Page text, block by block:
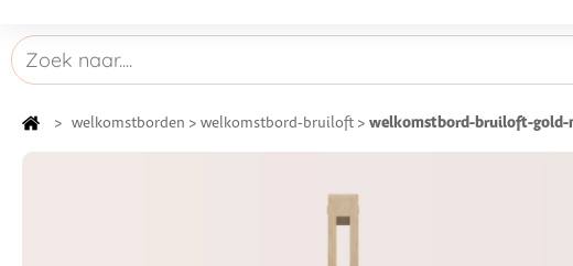
> welkomstborden > welkomstbord-bruiloft > welkomstbord-bruiloft-gold-